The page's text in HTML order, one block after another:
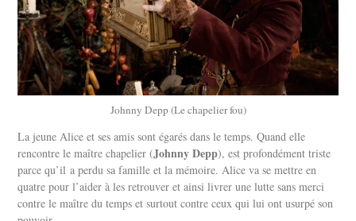
Johnny Depp (Le chapelier fou)
La jeune Alice et ses amis sont égarés dans le temps. Quand elle
rencontre le maître chapelier (Johnny Depp), est profondément triste
parce qu’il a perdu sa famille et la mémoire. Alice va se mettre en
quatre pour l’aider à les retrouver et ainsi livrer une lutte sans merci
contre le maître du temps et surtout contre ceux qui lui ont usurpé son